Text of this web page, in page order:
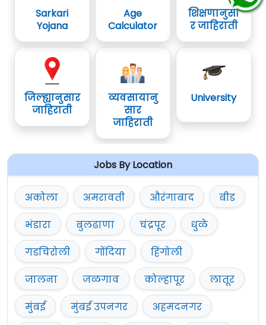
Sarkari
Yojana
Age
Calculator
शिक्षणानुसा
र जाहिराती
जिल्ह्यानुसार
जाहिराती
व्यवसायानु
सार
जाहिराती
University
Jobs By Location
अकोला अमरावती औरंगाबाद
बीड
भंडारा
बुलढाणा चंद्रपूर
धुळे
गडचिरोली
गोंदिया
हिंगोली
जालना
जळगाव कोल्हापूर
लातूर
मुंबई
मुंबई उपनगर
अहमदनगर